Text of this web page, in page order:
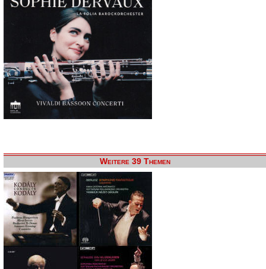
Weitere 39 Themen